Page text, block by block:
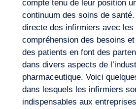
compte tenu de leur position
continuum des soins de santé.
directe des infirmiers avec les
compréhension des besoins
des patients en font des
dans divers aspects de
pharmaceutique. Voici
dans lesquels les infirmiers
indispensables aux entreprises